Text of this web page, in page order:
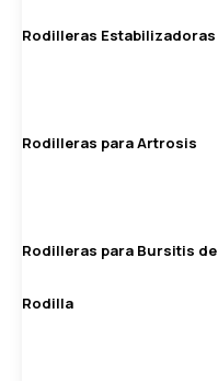
Rodilleras Estabilizadoras
Rodilleras para Artrosis
Rodilleras para Bursitis de
Rodilla